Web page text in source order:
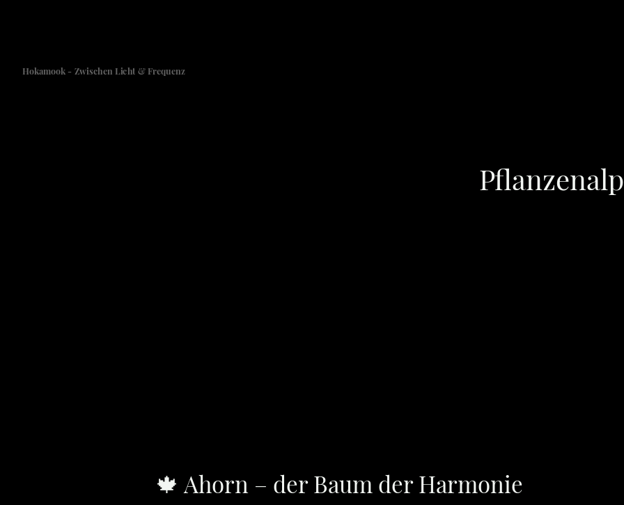
Hokamook - Zwischen Licht & Frequenz
🍁 Ahorn – der Baum der Harmonie